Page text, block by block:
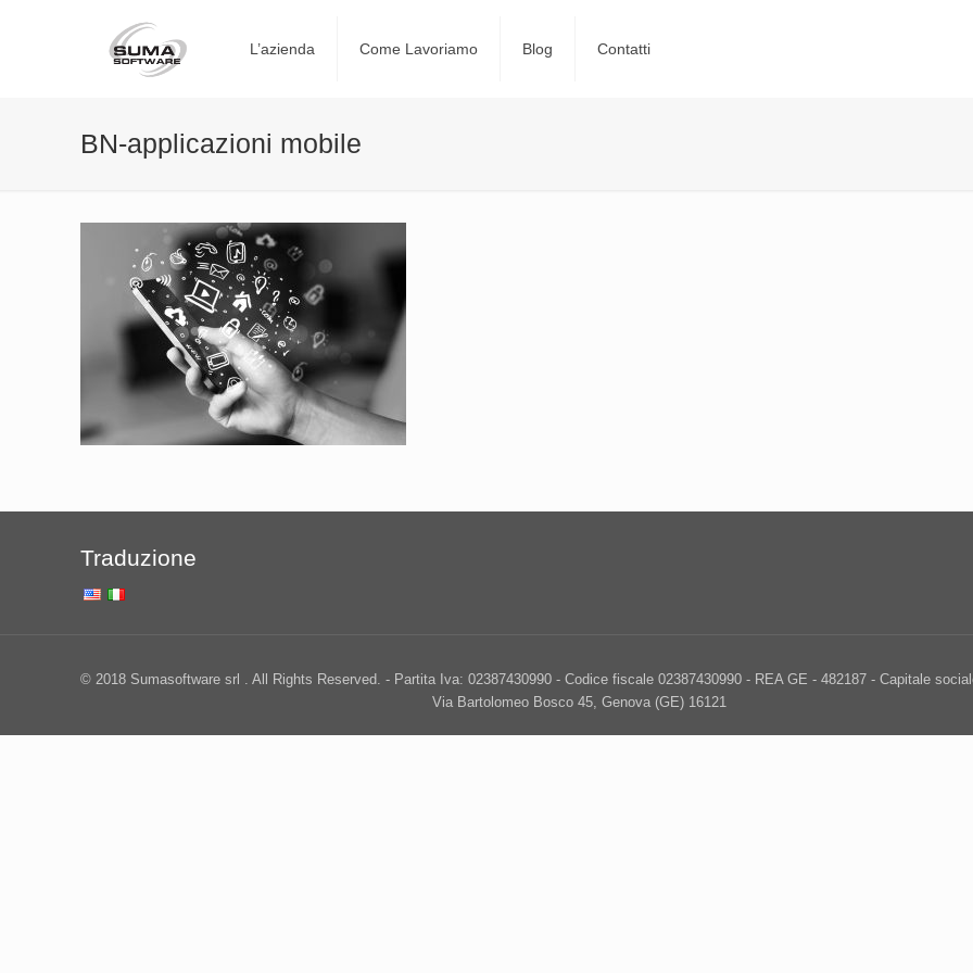
L’azienda Come Lavoriamo Blog Contatti
BN-applicazioni mobile
Traduzione
© 2018 Sumasoftware srl . All Rights Reserved. - Partita Iva: 02387430990 - Codice fiscale 02387430990 - REA GE - 482187 - Capitale
Via Bartolomeo Bosco 45, Genova (GE) 16121